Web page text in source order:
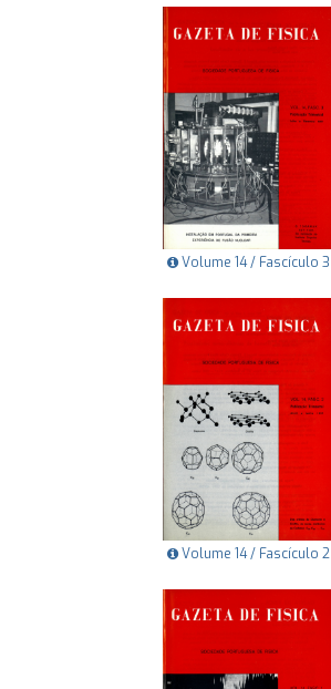
Volume 14 / Fascículo 3
Volume 14 / Fascículo 2